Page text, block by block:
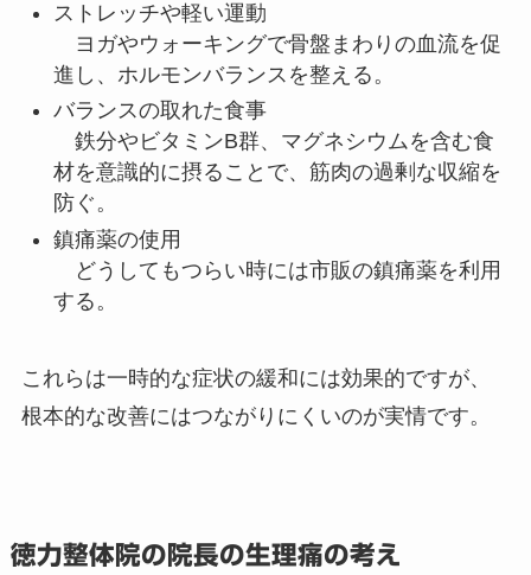
ストレッチや軽い運動
ヨガやウォーキングで骨盤まわりの血流を促
進し、ホルモンバランスを整える。
バランスの取れた食事
鉄分やビタミンB群、マグネシウムを含む食
材を意識的に摂ることで、筋肉の過剰な収縮を
防ぐ。
鎮痛薬の使用
どうしてもつらい時には市販の鎮痛薬を利用
する。
これらは一時的な症状の緩和には効果的ですが、
根本的な改善にはつながりにくいのが実情です。
徳力整体院の院長の生理痛の考え